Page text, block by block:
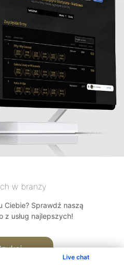
Live chat
w branży
Ciebie? Sprawdź naszą
z usług najlepszych!